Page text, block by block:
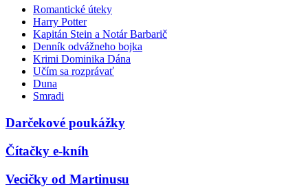
Romantické úteky
Harry Potter
Kapitán Stein a Notár Barbarič
Denník odvážneho bojka
Krimi Dominika Dána
Učím sa rozprávať
Duna
Smradi
Darčekové poukážky
Čítačky e-kníh
Vecičky od Martinusu